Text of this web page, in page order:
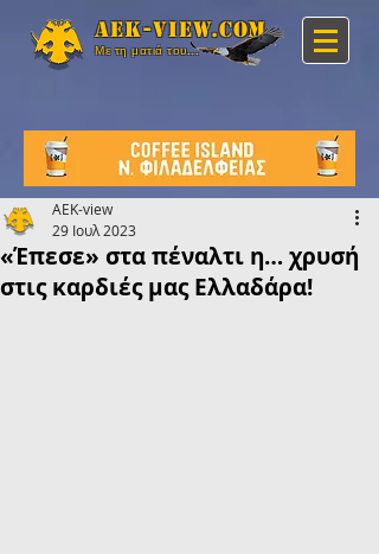
Aek-view.com
Με τη ματιά του...
«Έπεσε» στα πέναλτι η… χρυσή
στις καρδιές μας Ελλαδάρα!
AEK-view
29 Ιουλ 2023